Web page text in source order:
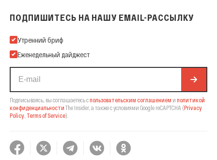
ПОДПИШИТЕСЬ НА НАШУ EMAIL-РАССЫЛКУ
Подпишитесь на нашу Email-рассылку
Утренний бриф
Еженедельный дайджест
Подписываясь, вы соглашаетесь спользовательским соглашением и политикой
конфиденциальности The Insider, а также с условиями Google reCAPTCHA (Privacy
Policy, Terms of Service).